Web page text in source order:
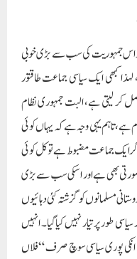
اس جمہوریت کی سب سے بڑی خوبی
کبھی ایک سیاسی جماعت طاقتور
کر لیتی ہے، البت جمہوری نظام
ہے، تاہم یہی وجہ ہے کہ یہاں کوئی
اگر ایک جماعت مضبوط ہے توکل کوئی
بھی ہے اور اسکی سب سے بڑی
مسلمانوں کو گزشتہ کئی دہائیوں
طور پر تیار نہیں کیا گیا۔ انہیں
انکی پوری سیاسی سوچ صرف “فلاں